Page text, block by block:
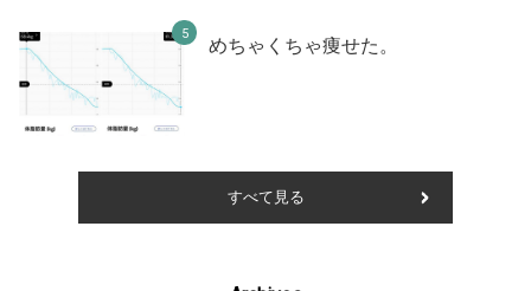
めちゃくちゃ痩せた。
すべて見る